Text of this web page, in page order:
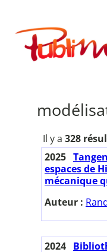
contenu
Publimath
Il y a 328
2025
espaces de
mécanique
Auteur :
2024